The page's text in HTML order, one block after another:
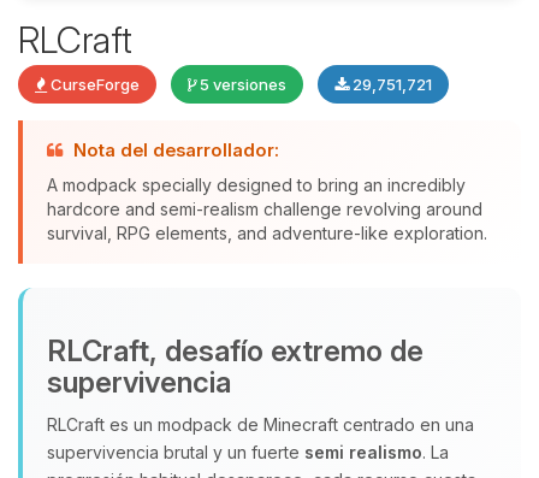
RLCraft
CurseForge 5 versiones 29,751,721
Nota del desarrollador:
A modpack specially designed to bring an incredibly
hardcore and semi-realism challenge revolving around
survival, RPG elements, and adventure-like exploration.
RLCraft, desafío extremo de
supervivencia
RLCraft es un modpack de Minecraft centrado en una
supervivencia brutal y un fuerte semi realismo. La
Yupi, por fin alguien con quien
hablar! Soy Choupy, tu pequeno
06/08/2026 06:10